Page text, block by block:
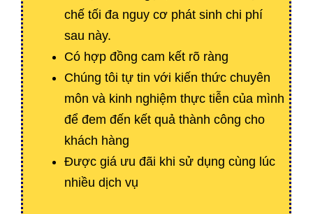
chế tối đa nguy cơ phát sinh chi phí
sau này.
Có hợp đồng cam kết rõ ràng
Chúng tôi tự tin với kiến thức chuyên
môn và kinh nghiệm thực tiễn của mình
để đem đến kết quả thành công cho
khách hàng
Được giá ưu đãi khi sử dụng cùng lúc
nhiều dịch vụ